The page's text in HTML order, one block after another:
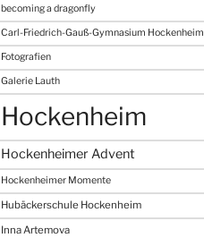
becoming a dragonfly
Carl-Friedrich-Gauß-Gymnasium Hockenheim
Fotografien
Galerie Lauth
Hockenheim
Hockenheimer Advent
Hockenheimer Momente
Hubäckerschule Hockenheim
Inna Artemova